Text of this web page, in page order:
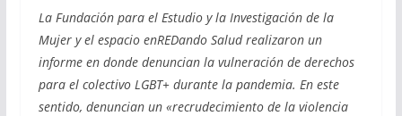
La Fundación para el Estudio y la Investigación de la
Mujer y el espacio enREDando Salud realizaron un
informe en donde denuncian la vulneración de derechos
para el colectivo LGBT+ durante la pandemia. En este
sentido, denuncian un «recrudecimiento de la violencia